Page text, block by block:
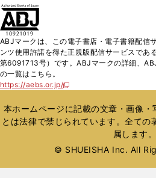
ABJマークは、この電子書店・電子書籍配信
ンツ使用許諾を得た正規版配信サービスであ
第6091713号）です。ABJマークの詳細、
の一覧はこちら。
https://aebs.or.jp/
新
い
ウ
ィ
ウ
本ホームページに記載の文章・画像・
とは法律で禁じられています。全ての
属します。
© SHUEISHA Inc. All